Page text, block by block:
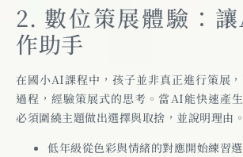
2. 數位策展體驗：
作助手
在國小AI課程中，孩子並非真正進行策展
過程，經驗策展式的思考。當AI能快速產
必須圍繞主題做出選擇與取捨，並說明理由。
低年級從色彩與情緒的對應開始練習選